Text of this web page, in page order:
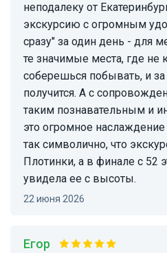
неподалеку от
экскурсию с огромным
сразу" за один день - для
те значимые места, где
соберешься побывать, и
получится. А с
таким познавательным и
это огромное
так символично, что
Плотинки, а в финале с 52
увидела ее с высоты.
22 июня 2026
Егор